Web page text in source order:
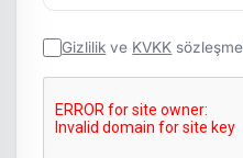
Gizlilik ve KVKK